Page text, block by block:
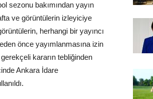
sezonu bakımından yayın
ve görüntülerin izleyiciye
herhangi bir yayıncı
önce yayımlanmasına izin
kararın tebliğinden
Ankara İdare